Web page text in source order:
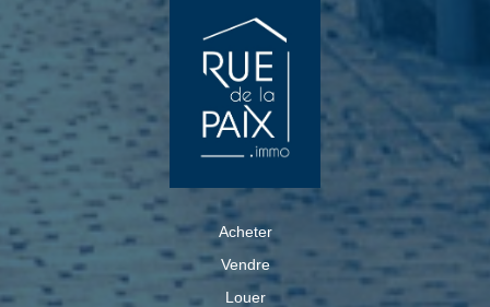
vous recontactera uniquement à la suite de l'étude de
auxquels ce bien est exposé sont disponibles sur le site
Géorisques : www.georisques.gouv.fr
Acheter
Vendre
Louer